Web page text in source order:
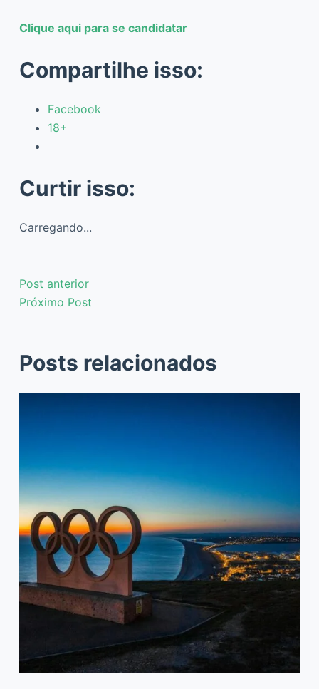
Clique aqui para se candidatar
Compartilhe isso:
Facebook
18+
Curtir isso:
Carregando...
Post anterior
Próximo Post
Posts relacionados